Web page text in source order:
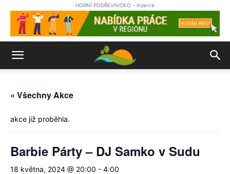
HORNÍ PODŘEVNICKO - inzerce
« Všechny Akce
akce již proběhla.
Barbie Párty – DJ Samko v Sudu
18 května, 2024 @ 20:00 - 4:00